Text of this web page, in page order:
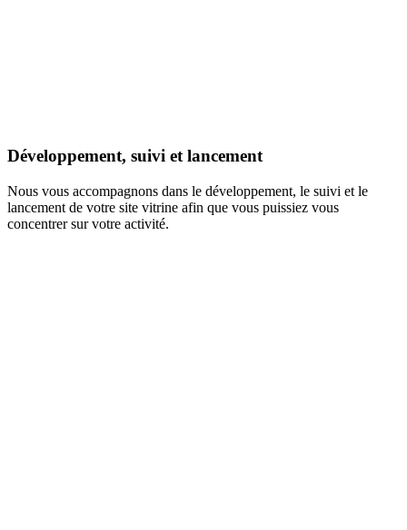
Développement, suivi et lancement
Nous vous accompagnons dans le développement, le suivi et le
lancement de votre site vitrine afin que vous puissiez vous
concentrer sur votre activité.